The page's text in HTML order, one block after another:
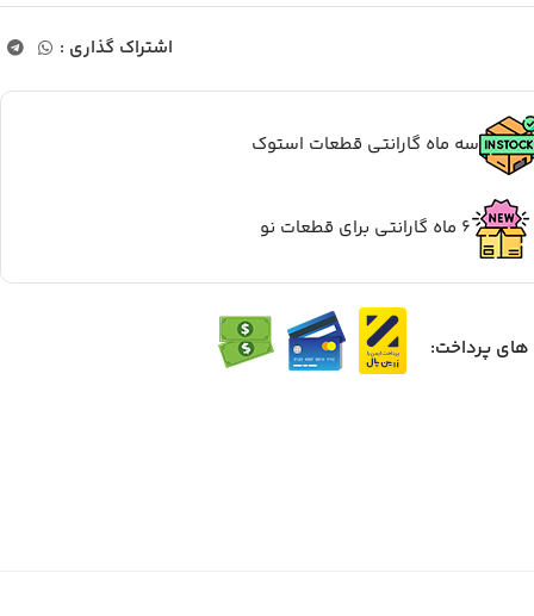
اشتراک گذاری :
سه ماه گارانتی قطعات استوک
6 ماه گارانتی برای قطعات نو
پرداخت: